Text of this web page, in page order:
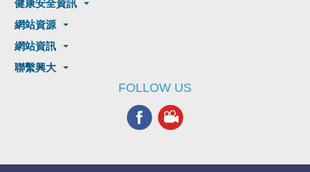
健康安全資訊
網站資源
網站資訊
聯繫興大
FOLLOW US